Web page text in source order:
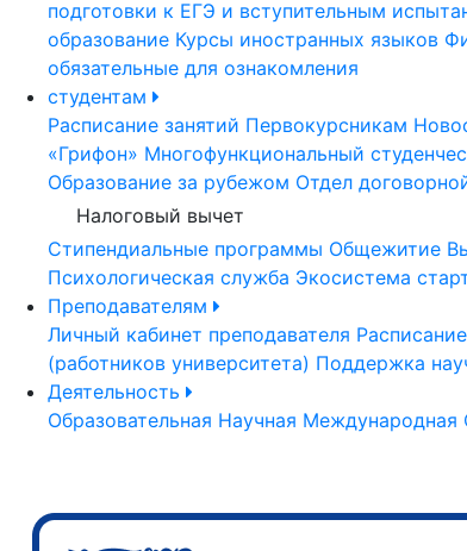
подготовки к ЕГЭ и вступительным
образование Курсы иностранных языков
обязательные для ознакомления
студентам
Расписание занятий Первокурсникам
«Грифон» Многофункциональный
Образование за рубежом Отдел
Налоговый вычет
Стипендиальные программы Общежитие
Психологическая служба Экосистема
Преподавателям
Личный кабинет преподавателя
(работников университета) Поддержка
Деятельность
Образовательная Научная Международная